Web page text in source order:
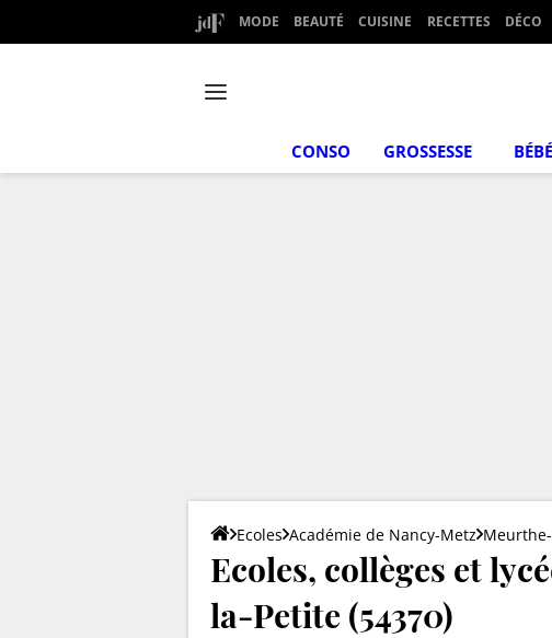
MODE BEAUTÉ CUISINE RECETTES DÉCO
CONSO GROSSESSE BÉBÉ
Ecoles Académie de Nancy-Metz
Ecoles, collèges et
la-Petite (54370)